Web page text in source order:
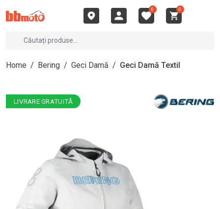
0 0
Home / Bering / Geci Damă / Geci Damă Textil
LIVRARE GRATUITĂ